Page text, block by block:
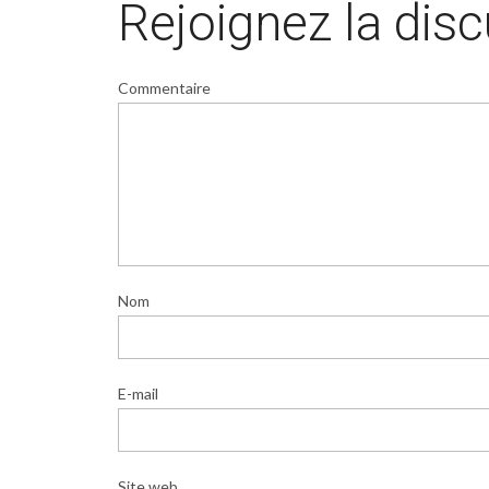
Rejoignez la
Commentaire
Nom
E-mail